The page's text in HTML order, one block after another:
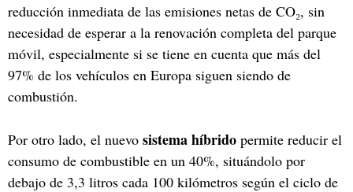
reducción inmediata de las emisiones netas de CO₂, sin
necesidad de esperar a la renovación completa del parque
móvil, especialmente si se tiene en cuenta que más del
97% de los vehículos en Europa siguen siendo de
combustión.
Por otro lado, el nuevo sistema híbrido permite reducir el
consumo de combustible en un 40%, situándolo por
debajo de 3,3 litros cada 100 kilómetros según el ciclo de